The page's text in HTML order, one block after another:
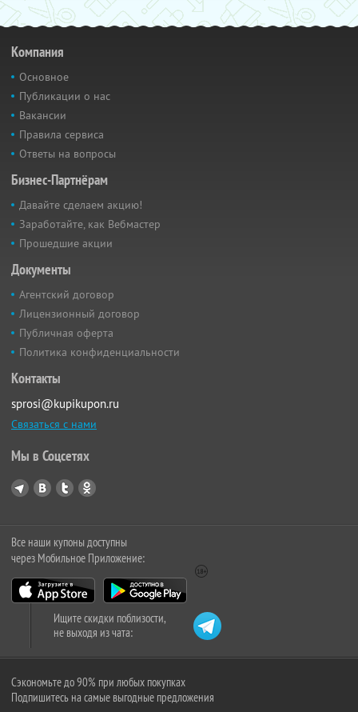
Компания
Основное
Публикации о нас
Вакансии
Правила сервиса
Ответы на вопросы
Бизнес-Партнёрам
Давайте сделаем акцию!
Заработайте, как Вебмастер
Прошедшие акции
Документы
Агентский договор
Лицензионный договор
Публичная оферта
Политика конфиденциальности
Контакты
sprosi@kupikupon.ru
Связаться с нами
Мы в Соцсетях
Все наши купоны доступны
через Мобильное Приложение:
Ищите скидки поблизости,
не выходя из чата:
Сэкономьте до 90% при любых покупках
Подпишитесь на самые выгодные предложения